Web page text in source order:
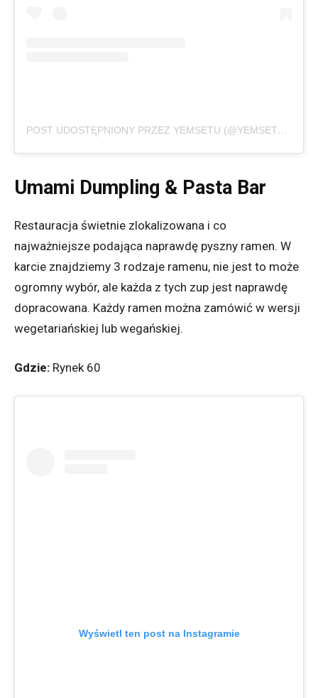
POST UDOSTĘPNIONY PRZEZ YEMSETU (@YEMSETU_SUSHI)
Umami Dumpling & Pasta Bar
Restauracja świetnie zlokalizowana i co
najważniejsze podająca naprawdę pyszny ramen. W
karcie znajdziemy 3 rodzaje ramenu, nie jest to może
ogromny wybór, ale każda z tych zup jest naprawdę
dopracowana. Każdy ramen można zamówić w wersji
wegetariańskiej lub wegańskiej.
Gdzie: Rynek 60
Wyświetl ten post na Instagramie